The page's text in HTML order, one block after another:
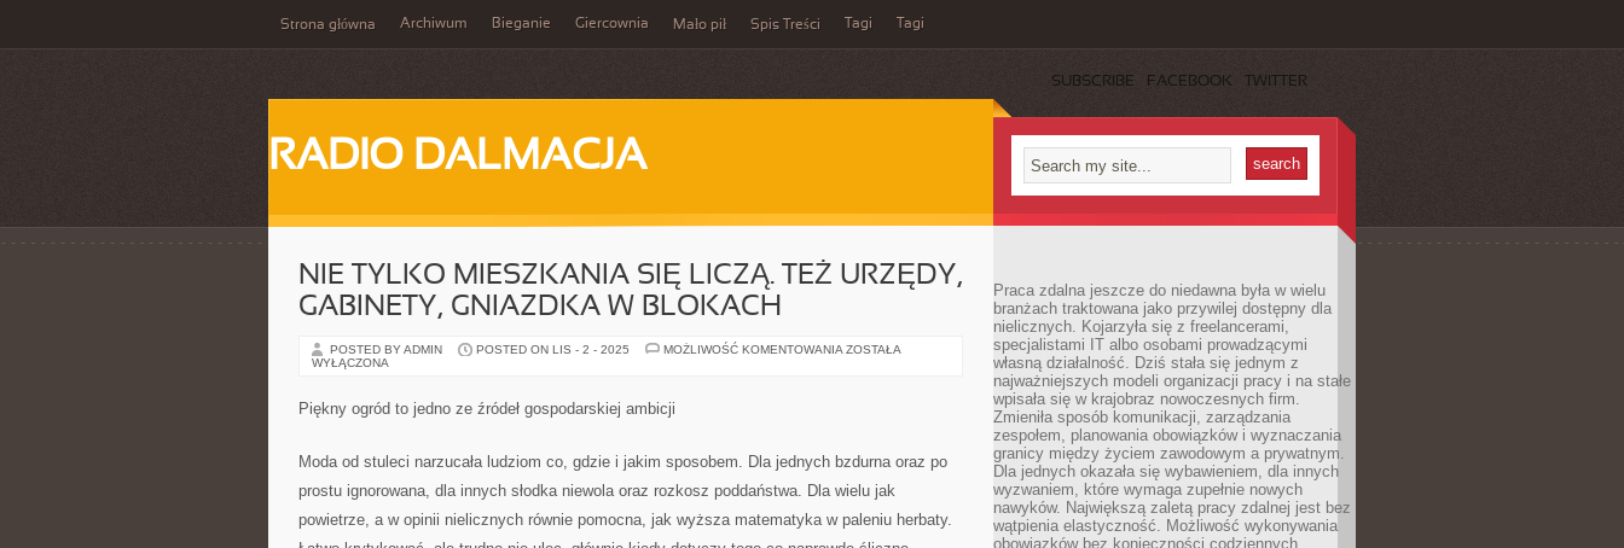
Strona główna Archiwum Bieganie Giercownia Mało pił Spis Treści Tagi Tagi
SUBSCRIBE FACEBOOK TWITTER
RADIO DALMACJA
NIE TYLKO MIESZKANIA SIĘ LICZĄ. TEŻ URZĘDY,
GABINETY, GNIAZDKA W BLOKACH
POSTED BY ADMIN POSTED ON LIS - 2 - 2025 MOŻLIWOŚĆ KOMENTOWANIA NIE
GNIAZDKA
W
ZOSTAŁA
WYŁĄCZONA
Piękny ogród to jedno ze źródeł gospodarskiej ambicji
Moda od stuleci narzucała ludziom co, gdzie i jakim sposobem. Dla jednych bzdurna oraz po
prostu ignorowana, dla innych słodka niewola oraz rozkosz poddaństwa. Dla wielu jak
powietrze, a w opinii nielicznych równie pomocna, jak wyższa matematyka w paleniu herbaty.
Praca zdalna jeszcze do niedawna była w wielu
branżach traktowana jako przywilej dostępny dla
nielicznych. Kojarzyła się z freelancerami,
specjalistami IT albo osobami prowadzącymi
własną działalność. Dziś stała się jednym z
najważniejszych modeli organizacji pracy i na stałe
wpisała się w krajobraz nowoczesnych firm.
Zmieniła sposób komunikacji, zarządzania
zespołem, planowania obowiązków i wyznaczania
granicy między życiem zawodowym a prywatnym.
Dla jednych okazała się wybawieniem, dla innych
wyzwaniem, które wymaga zupełnie nowych
nawyków. Największą zaletą pracy zdalnej jest bez
wątpienia elastyczność. Możliwość wykonywania
obowiązków bez konieczności codziennych